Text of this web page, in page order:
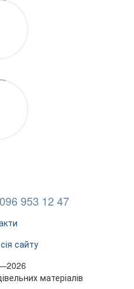
096 953 12 47
сайту
матеріалів